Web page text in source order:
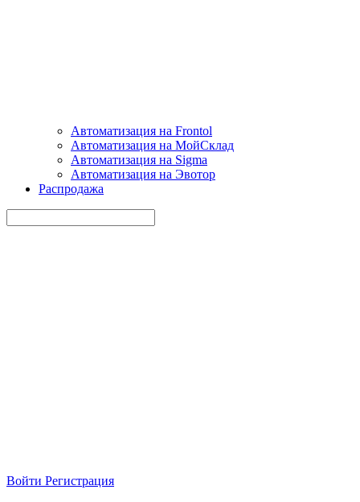
Автоматизация на Frontol
Автоматизация на МойСклад
Автоматизация на Sigma
Автоматизация на Эвотор
Распродажа
Войти Регистрация